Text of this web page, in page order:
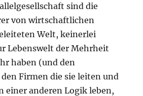
sind die
von wirtschaftlichen
Welt, keinerlei
Lebenswelt der Mehrheit
haben (und den
Firmen die sie leiten und
einer anderen Logik leben,